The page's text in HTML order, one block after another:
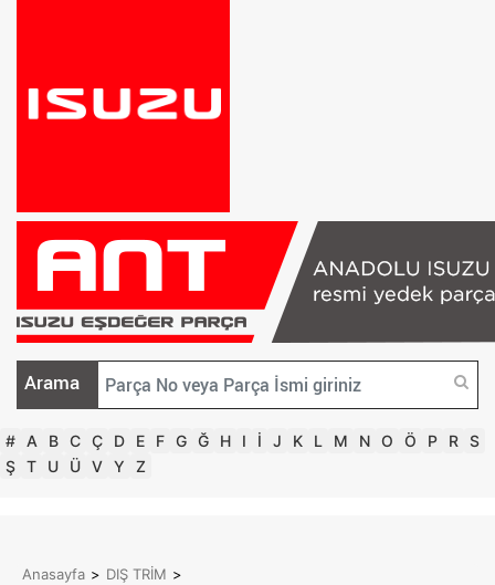
Arama
# A B C Ç D E F G Ğ H I İ J K L M N O Ö P R S
Ş T U Ü V Y Z
Anasayfa > DIŞ TRİM >